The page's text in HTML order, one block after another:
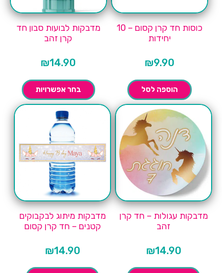
כוסות חד קרן קסום – 10
יחידות
₪9.90
הוספה לסל
מדבקות לבועות סבון חד
קרן זהב
₪14.90
בחר אפשרויות
מדבקות עגולות – חד קרן
זהב
₪14.90
מדבקות מיתוג לבקבוקים
קטנים – חד קרן קסום
₪14.90